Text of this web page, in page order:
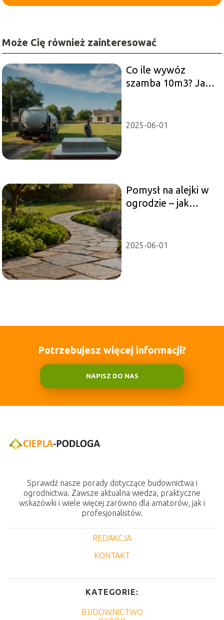
Może Cię również zainteresować
Co ile wywóz
szamba 10m3? Jak
2025-06-01
Pomysł na alejki w
ogrodzie – jak
2025-06-01
Potrzebujesz więcej informacji?
NAPISZ DO NAS
Sprawdź nasze porady dotyczące budownictwa i
ogrodnictwa. Zawsze aktualna wiedza, praktyczne
wskazówki i wiele więcej zarówno dla amatorów, jak i
profesjonalistów.
REDAKCJA
KONTAKT
KATEGORIE:
BUDOWNICTWO